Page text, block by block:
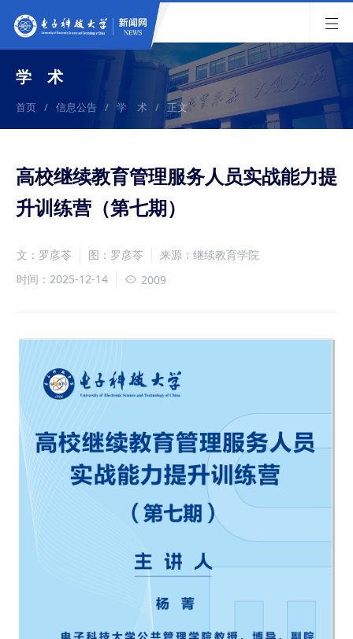
学 术
首页 / 信息公告 / 学 术 / 正文
高校继续教育管理服务人员实战能力提
升训练营（第七期）
文：罗彦苓 图：罗彦苓
来源：继续教育学院
时间：2025-12-14
2009